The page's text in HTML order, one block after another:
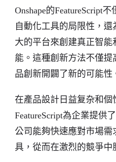
Onshape的FeatureScript
自動化工具的局限性，
大的平台來創建真正智能
能。這種創新方法不僅
品創新開闢了新的可能性
在產品設計日益复杂和個
FeatureScript為企業提供
公司能夠快速應對市場
具，從而在激烈的競爭中